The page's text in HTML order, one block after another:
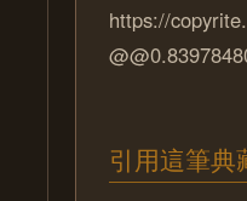
https://
引用這筆